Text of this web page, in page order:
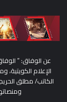
عن الوفاق: ”
الإعلام